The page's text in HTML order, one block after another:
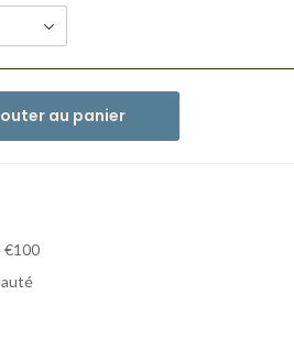
au panier
€100